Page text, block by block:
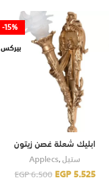
-15%
بيركس
ابليك شعلة غصن زيتون
Applecs,ستيل
EGP6.500EGP5.525